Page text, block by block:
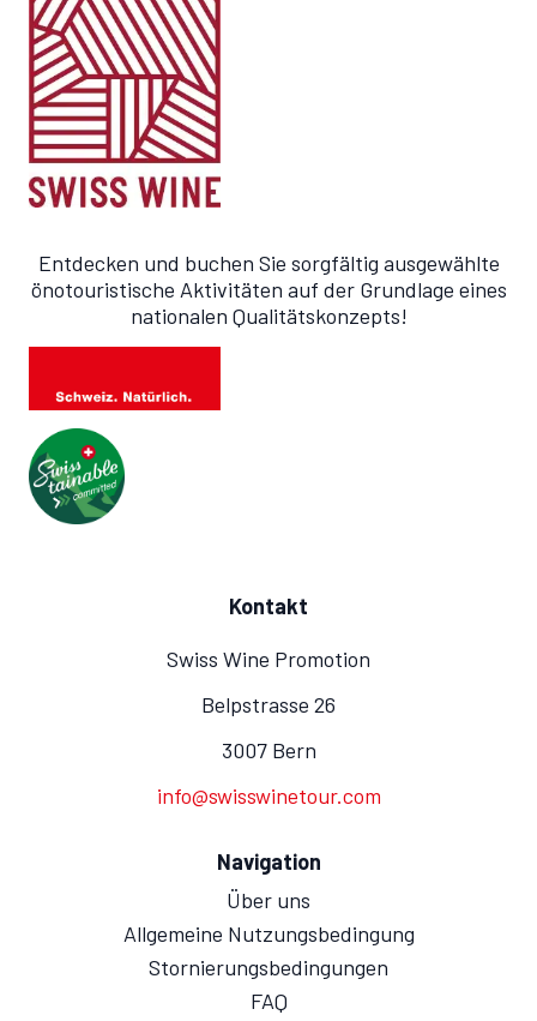
Entdecken und buchen Sie sorgfältig ausgewählte
önotouristische Aktivitäten auf der Grundlage eines
nationalen Qualitätskonzepts!
Kontakt
Swiss Wine Promotion
Belpstrasse 26
3007 Bern
info@swisswinetour.com
Navigation
Über uns
Allgemeine Nutzungsbedingung
Stornierungsbedingungen
FAQ